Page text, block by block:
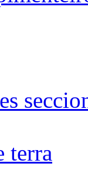
terra